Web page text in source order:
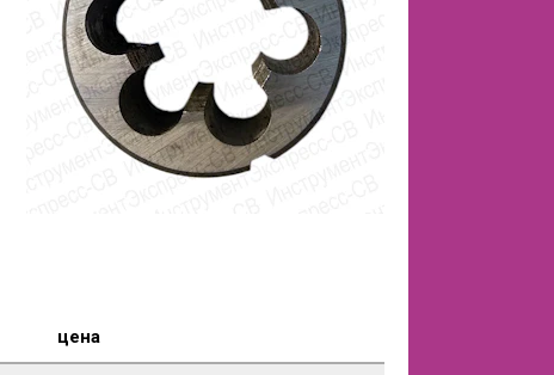
цена